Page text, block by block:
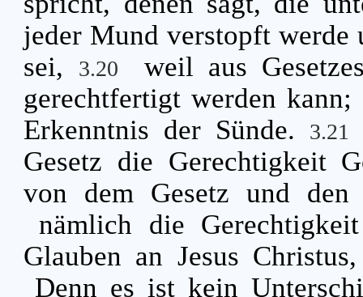
jeder Mund verstopft
sei,
3.20
weil aus
gerechtfertigt werden
Erkenntnis der Sünde.
3.21
Gesetz die Gerechtigkeit
von dem Gesetz und
nämlich die
Glauben an Jesus
Denn es ist kein